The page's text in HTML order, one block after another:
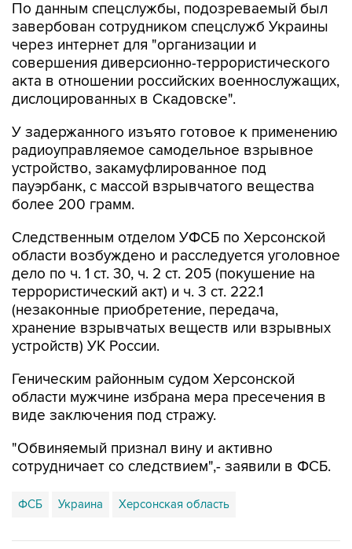
через интернет для "организации и
совершения диверсионно-террористического
акта в отношении российских военнослужащих,
дислоцированных в Скадовске".
У задержанного изъято готовое к применению
устройство, закамуфлированное под
пауэрбанк, с массой взрывчатого вещества
более 200 грамм.
Следственным отделом УФСБ по Херсонской
дело по ч. 1 ст. 30, ч. 2 ст. 205 (покушение на
террористический акт) и ч. 3 ст. 222.1
(незаконные приобретение, передача,
хранение взрывчатых веществ или взрывных
устройств) УК России.
Геническим районным судом Херсонской
виде заключения под стражу.
"Обвиняемый признал вину и активно
ФСБ Украина Херсонская область